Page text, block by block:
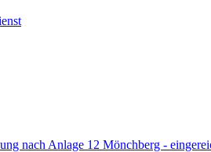
nach Anlage 12 Mönchberg -